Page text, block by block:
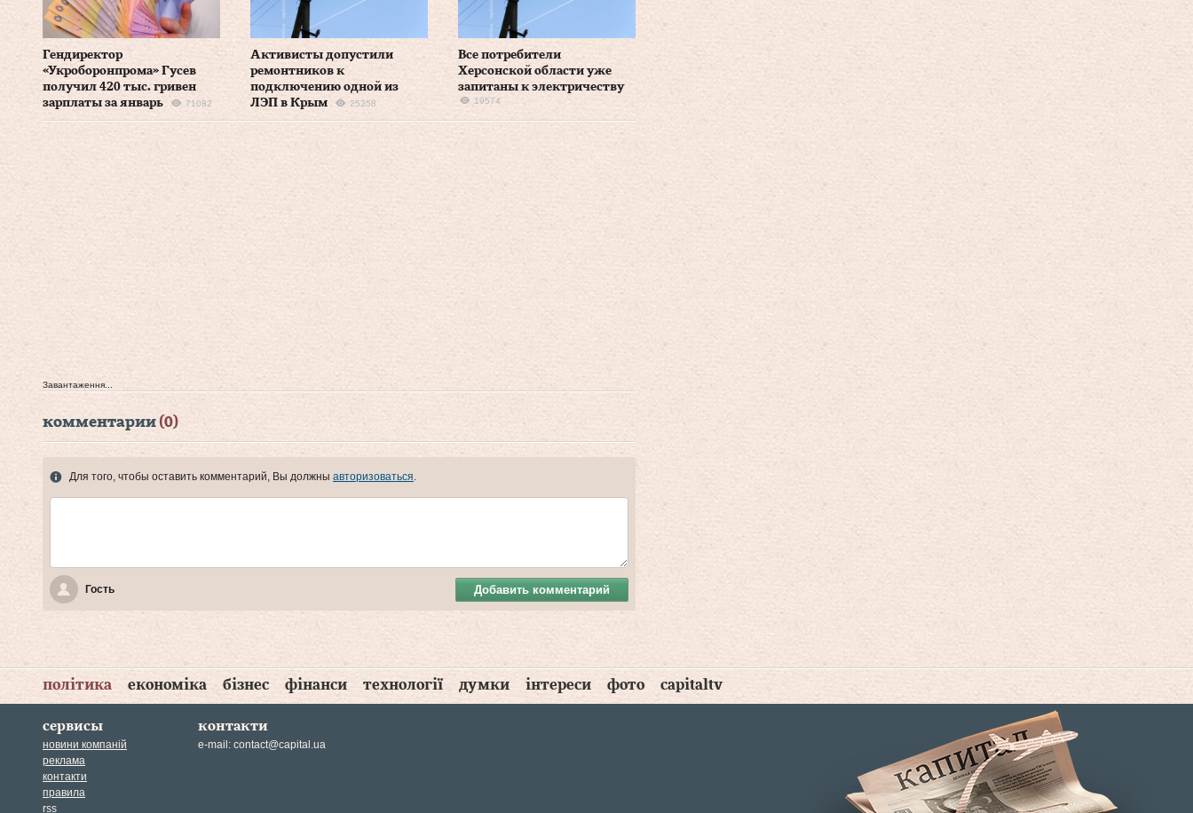
Гендиректор
«Укроборонпрома» Гусев
получил 420 тыс. гривен
зарплаты за январь
71082
Активисты допустили
ремонтников к
подключению одной из
ЛЭП в Крым
25258
Все потребители
Херсонской области уже
запитаны к электричеству
19574
Завантаження...
комментарии(0)
Для того, чтобы оставить комментарий, Вы должны авторизоваться
Гость Добавить комментарий
політика економіка бізнес фінанси технології думки інтереси фото capitaltv
сервисы
новини компаній
реклама
контакти
правила
rss
контакти
e-mail: contact@capital.ua